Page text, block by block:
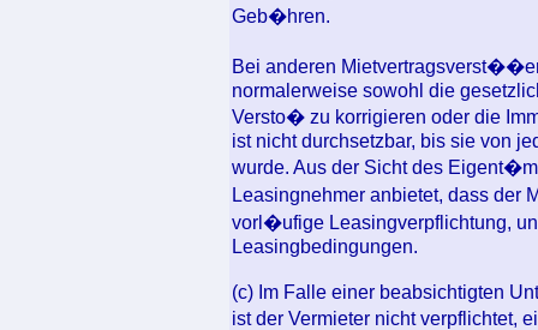
Geb�hren.
Bei anderen
normalerweise sowohl die
Versto� zu korrigieren oder die
ist nicht durchsetzbar, bis sie von
wurde. Aus der Sicht des
Leasingnehmer anbietet, dass der
vorl�ufige Leasingverpflichtung,
Leasingbedingungen.
(c) Im Falle einer beabsichtigten
ist der Vermieter nicht verpflichtet,